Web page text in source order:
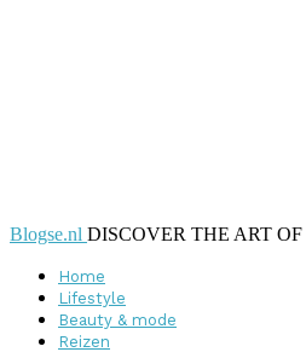
Blogse.nl DISCOVER THE ART
Home
Lifestyle
Beauty & mode
Reizen